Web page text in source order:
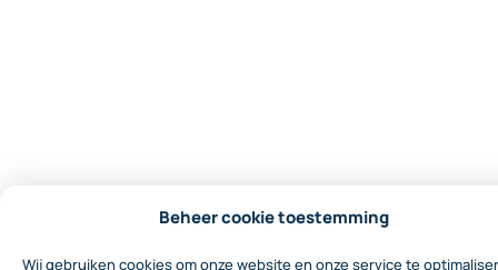
Beheer cookie toestemming
Wij gebruiken cookies om onze website en onze service te